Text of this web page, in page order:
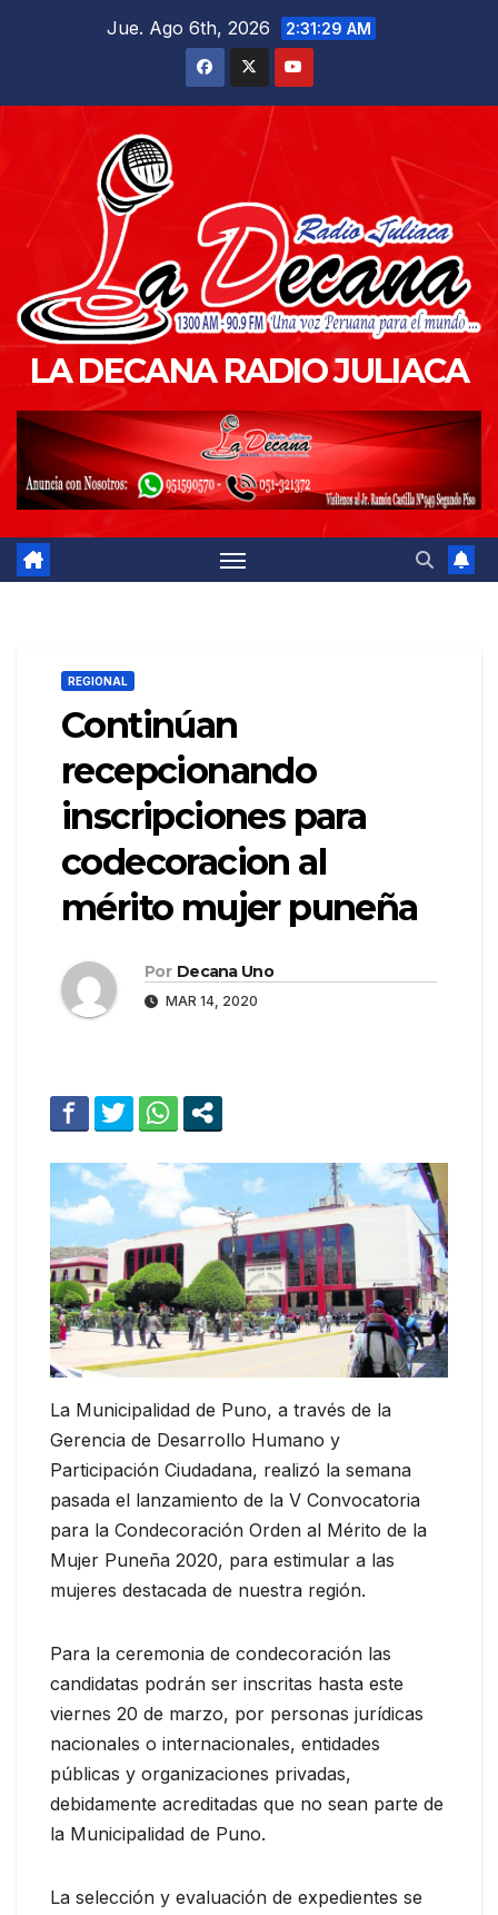
Jue. Ago 6th, 2026 2:31:30 AM
LA DECANA RADIO JULIACA
REGIONAL
Continúan
recepcionando
inscripciones para
codecoracion al
mérito mujer puneña
Por Decana Uno
MAR 14, 2020
La Municipalidad de Puno, a través de la
Gerencia de Desarrollo Humano y
Participación Ciudadana, realizó la semana
pasada el lanzamiento de la V Convocatoria
para la Condecoración Orden al Mérito de la
Mujer Puneña 2020, para estimular a las
mujeres destacada de nuestra región.
Para la ceremonia de condecoración las
candidatas podrán ser inscritas hasta este
viernes 20 de marzo, por personas jurídicas
nacionales o internacionales, entidades
públicas y organizaciones privadas,
debidamente acreditadas que no sean parte de
la Municipalidad de Puno.
La selección y evaluación de expedientes se